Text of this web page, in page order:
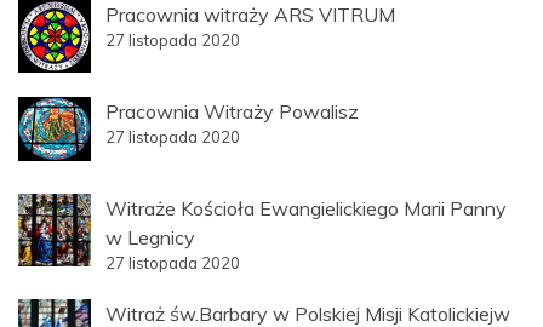
Pracownia witraży ARS VITRUM
27 listopada 2020
Pracownia Witraży Powalisz
27 listopada 2020
Witraże Kościoła Ewangielickiego Marii Panny
w Legnicy
27 listopada 2020
Witraż św.Barbary w Polskiej Misji Katolickiejw